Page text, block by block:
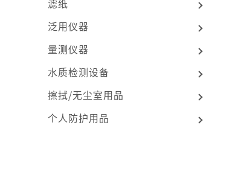
滤纸
泛用仪器
量测仪器
水质检测设备
擦拭/无尘室用品
个人防护用品